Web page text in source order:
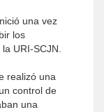
una vez
los
URI-SCJN.
realizó una
control de
una